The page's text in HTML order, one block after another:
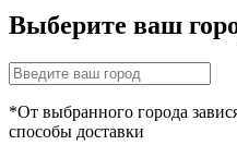
Выберите ваш
*От выбранного города
способы доставки